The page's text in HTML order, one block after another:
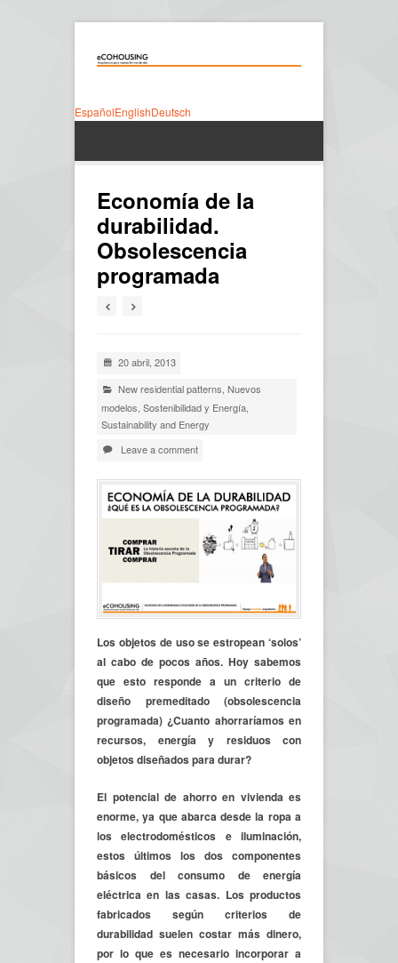
EspañolEnglishDeutsch
Economía de la
durabilidad.
Obsolescencia
programada
20 abril, 2013
New residential patterns Nuevos
modelos Sostenibilidad y Energía
Sustainability and Energy
Leave a comment
Los objetos de uso se estropean ‘solos’
al cabo de pocos años. Hoy sabemos
que esto responde a un criterio de
diseño premeditado (obsolescencia
programada) ¿Cuanto ahorraríamos en
recursos, energía y residuos con
objetos diseñados para durar?
El potencial de ahorro en vivienda es
enorme, ya que abarca desde la ropa a
los electrodomésticos e iluminación,
estos últimos los dos componentes
básicos del consumo de energía
eléctrica en las casas. Los productos
fabricados según criterios de
durabilidad suelen costar más dinero,
por lo que es necesario incorporar a